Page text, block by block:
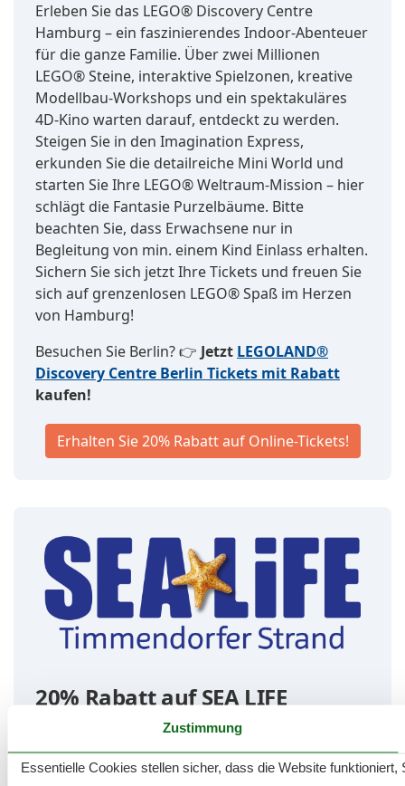
Erleben Sie das LEGO® Discovery Centre
Hamburg – ein faszinierendes Indoor-Abenteuer
für die ganze Familie. Über zwei Millionen
LEGO® Steine, interaktive Spielzonen, kreative
Modellbau-Workshops und ein spektakuläres
4D-Kino warten darauf, entdeckt zu werden.
Steigen Sie in den Imagination Express,
erkunden Sie die detailreiche Mini World und
starten Sie Ihre LEGO® Weltraum-Mission – hier
schlägt die Fantasie Purzelbäume. Bitte
beachten Sie, dass Erwachsene nur in
Begleitung von min. einem Kind Einlass erhalten.
Sichern Sie sich jetzt Ihre Tickets und freuen Sie
sich auf grenzenlosen LEGO® Spaß im Herzen
von Hamburg!
Besuchen Sie Berlin? 👉 Jetzt LEGOLAND®
Discovery Centre Berlin Tickets mit Rabatt
kaufen!
Erhalten Sie 20% Rabatt auf Online-Tickets!
20% Rabatt auf SEA LIFE
Timmendorfer Strand Tickets
online
Zustimmung
Essentielle Cookies stellen sicher, dass die Website